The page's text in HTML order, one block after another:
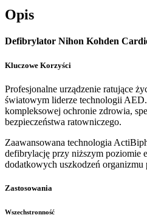
Opis
Defibrylator Nihon Kohden
Kluczowe Korzyści
Profesjonalne urządzenie ratujące
światowym liderze technologii
kompleksowej ochronie zdrowia,
bezpieczeństwa ratowniczego.
Zaawansowana technologia
defibrylację przy niższym poziomie
dodatkowych uszkodzeń organizmu
Zastosowania
Wszechstronność